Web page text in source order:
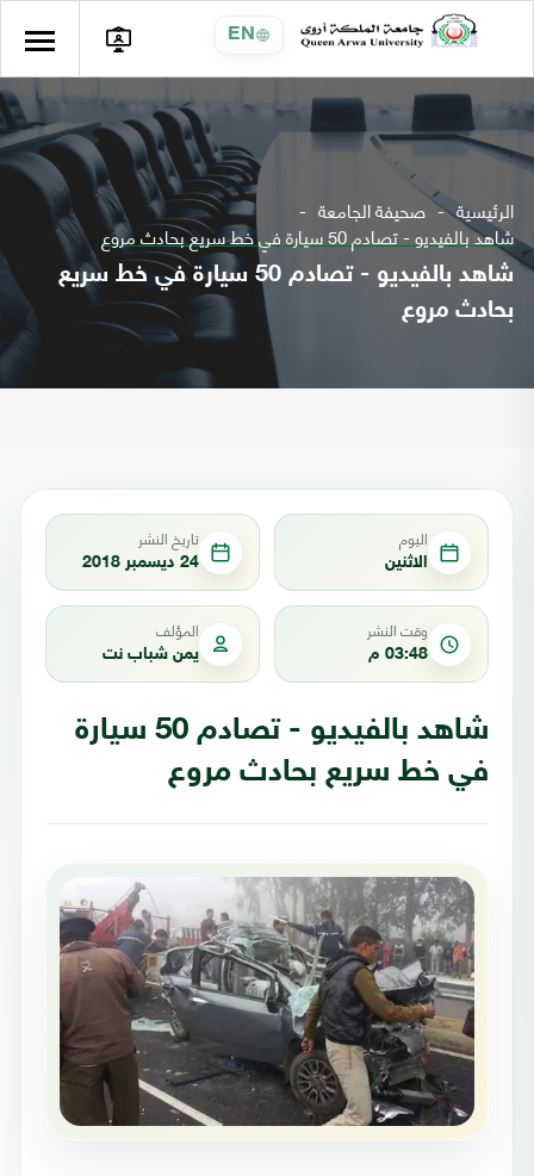
EN
الرئيسية صحيفة الجامعة
شاهد بالفيديو - تصادم 50 سيارة في خط سريع بحادث مروع
شاهد بالفيديو - تصادم 50 سيارة في خط سريع
بحادث مروع
اليوم
الاثنين
تاريخ النشر
24 ديسمبر 2018
وقت النشر
03:48 م
المؤلف
يمن شباب نت
شاهد بالفيديو - تصادم 50 سيارة
في خط سريع بحادث مروع